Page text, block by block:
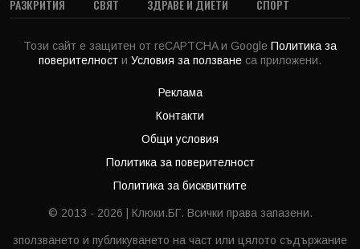
РАЗКРИТИЯ
СВЯТ ЗДРАВЕ И ДИЕТИ СПОРТ
Този сайт е защитен от reCAPTCHA и Google Политика за
поверителност и Условия за ползване са приложени.
Реклама
Контакти
Общи условия
Политика за поверителност
Политика за бисквитките
© 2013 - 2026 | Клюки.БГ. Всички права запазени.
зползването и публикуването на част или цялото съдържание